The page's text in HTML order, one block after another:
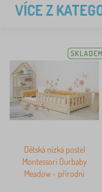
VÍCE Z
SKLADEM
Dětská nízká postel
Montessori Ourbaby
Meadow - přírodní